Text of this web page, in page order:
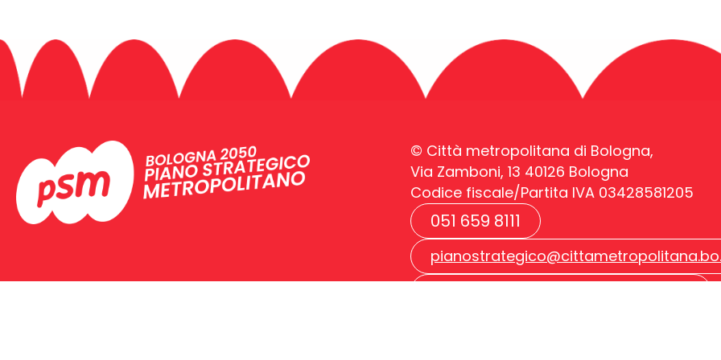
© Città metropolitana di Bologna,
Via Zamboni, 13 40126 Bologna
Codice fiscale/Partita IVA 03428581205
051 659 8111